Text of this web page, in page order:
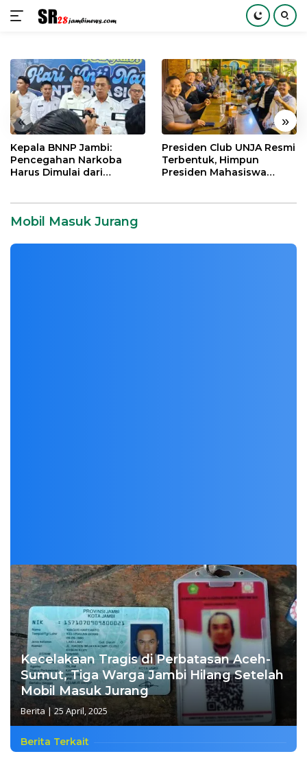
konten
« »
Kepala BNNP Jambi:
Pencegahan Narkoba
Harus Dimulai dari
Presiden Club UNJA Resmi
Terbentuk, Himpun
Presiden Mahasiswa
Mobil Masuk Jurang
Kecelakaan Tragis di Perbatasan Aceh-
Sumut, Tiga Warga Jambi Hilang Setelah
Mobil Masuk Jurang
Berita|25 April, 2025
Berita Terkait